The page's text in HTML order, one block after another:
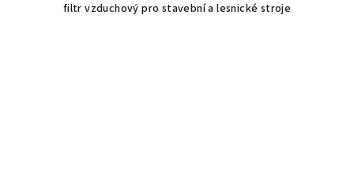
filtr vzduchový pro stavební a lesnické stroje